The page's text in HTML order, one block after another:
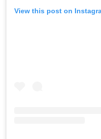
View this post on